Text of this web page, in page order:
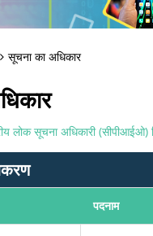
सूचना का अधिकार
लोक सूचना अधिकारी (सीपीआईओ)
पदनाम